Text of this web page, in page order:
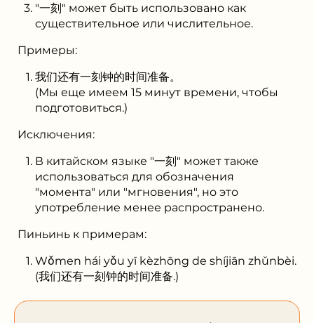
"⼀刻" может быть использовано как
существительное или числительное.
Примеры:
我们还有⼀刻钟的时间准备。
(Мы еще имеем 15 минут времени, чтобы
подготовиться.)
Исключения:
В китайском языке "⼀刻" может также
использоваться для обозначения
"момента" или "мгновения", но это
употребление менее распространено.
Пиньинь к примерам:
Wǒmen hái yǒu yī kèzhōng de shíjiān zhǔnbèi.
(我们还有一刻钟的时间准备.)